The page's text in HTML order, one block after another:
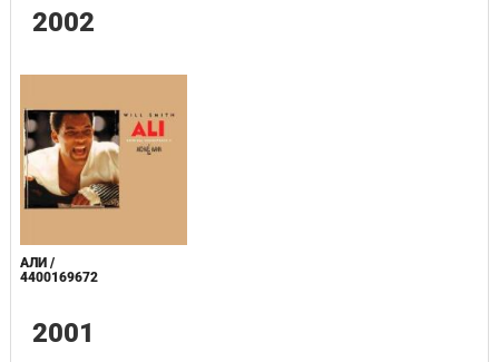
2002
АЛИ /
4400169672
2001